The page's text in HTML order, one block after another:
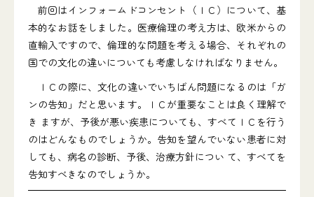
前回はインフォームドコンセント（ＩＣ）について、基
本的なお話をしました。医療倫理の考え方は、欧米からの
直輸入ですので、倫理的な問題を考える場合、それぞれの
国での文化の違いについても考慮しなければなりません。
ＩＣの際に、文化の違いでいちばん問題になるのは「ガ
ンの告知」だと思います。ＩＣが重要なことは良く理解で
き ますが、予後が悪い疾患についても、すべてＩＣを行う
のはどんなものでしょうか。告知を望んでいない患者に対
しても、病名の診断、予後、治療方針につい て、すべてを
告知すべきなのでしょうか。